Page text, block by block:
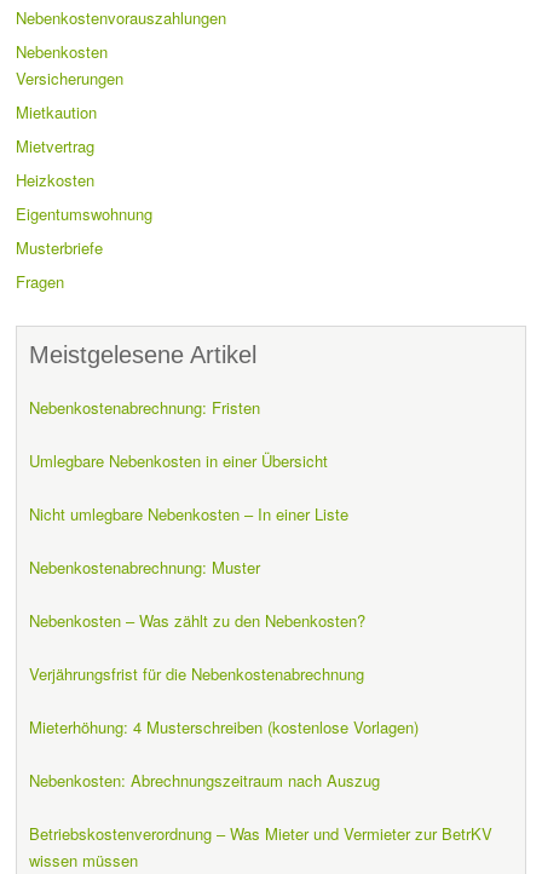
Nebenkostenvorauszahlungen
Nebenkosten
Versicherungen
Mietkaution
Mietvertrag
Heizkosten
Eigentumswohnung
Musterbriefe
Fragen
Meistgelesene Artikel
Nebenkostenabrechnung: Fristen
Umlegbare Nebenkosten in einer Übersicht
Nicht umlegbare Nebenkosten – In einer Liste
Nebenkostenabrechnung: Muster
Nebenkosten – Was zählt zu den Nebenkosten?
Verjährungsfrist für die Nebenkostenabrechnung
Mieterhöhung: 4 Musterschreiben (kostenlose Vorlagen)
Nebenkosten: Abrechnungszeitraum nach Auszug
Betriebskostenverordnung – Was Mieter und Vermieter zur BetrKV
wissen müssen